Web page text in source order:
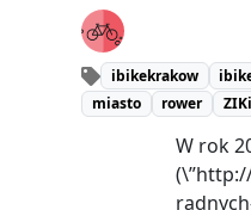
ibikekrakow
miasto
rower
W rok